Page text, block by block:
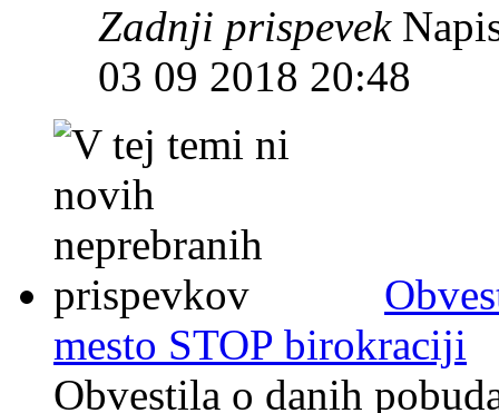
Zadnji prispevek
03 09 2018 20:48
mesto STOP birokraciji
Obvestila o danih